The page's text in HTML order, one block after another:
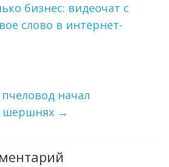
бизнес: видеочат с
слово в интернет-
начал
шершнях →